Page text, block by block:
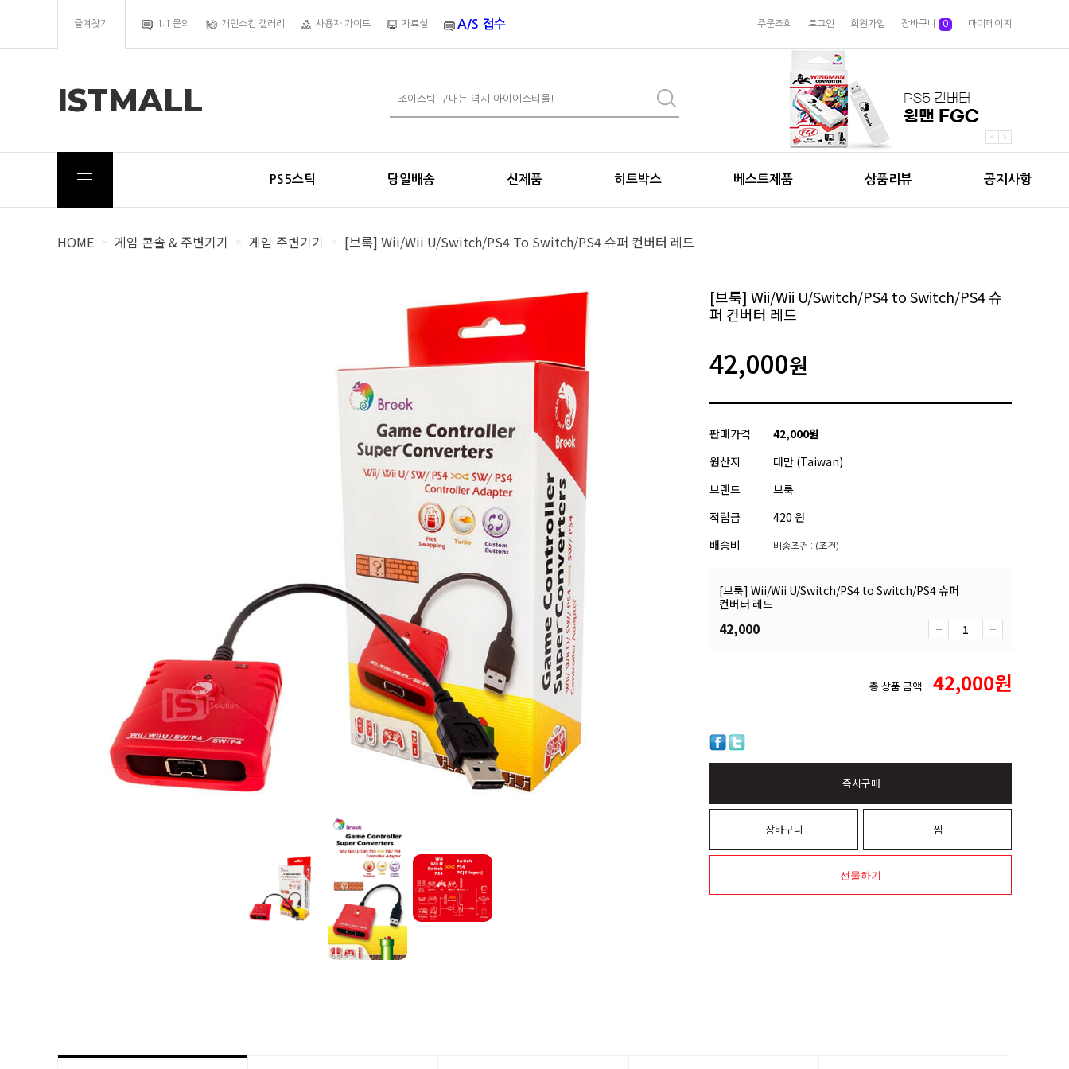
즐겨찾기 1:1 문의 개인스킨 갤러리 사용자 가이드 자료실 A/S 접수 주문조회 로그인 회원가입 장바구니 0 마이페이지
ISTMALL
PS5스틱 당일배송 신제품 히트박스 베스트제품 상품리뷰 공지사항
HOME > 게임 콘솔 & 주변기기 > 게임 주변기기 > [브룩] Wii/Wii U/Switch/PS4 To Switch/PS4 슈퍼 컨버터 레드
[브룩] Wii/Wii U/Switch/PS4 to Switch/PS4 슈
퍼 컨버터 레드
42,000원
판매가격 42,000원
원산지
대만 (Taiwan)
브랜드
브룩
적립금
420 원
배송비
배송조건 : (조건)
[브룩] Wii/Wii U/Switch/PS4 to Switch/PS4 슈퍼
컨버터 레드
42,000
총 상품 금액 42,000원
즉시구매
장바구니 찜
선물하기